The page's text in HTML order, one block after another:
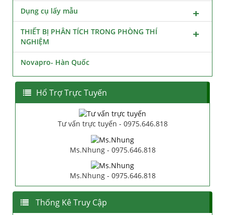
Dụng cụ lấy mẫu
THIẾT BỊ PHÂN TÍCH TRONG PHÒNG THÍ
NGHIỆM
Novapro- Hàn Quốc
Hổ Trợ Trực Tuyến
Tư vấn trực tuyến - 0975.646.818
Ms.Nhung - 0975.646.818
Ms.Nhung - 0975.646.818
Thống Kê Truy Cập